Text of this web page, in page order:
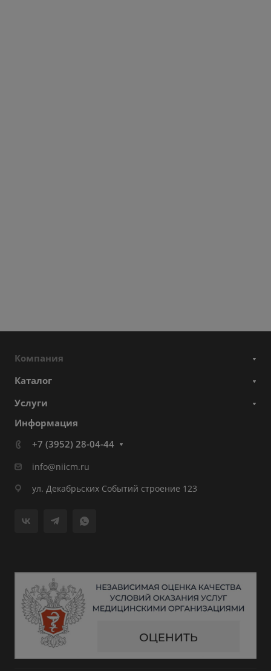
Компания
Каталог
Услуги
Информация
+7 (3952) 28-04-44
info@niicm.ru
ул. Декабрьских Событий строение 123